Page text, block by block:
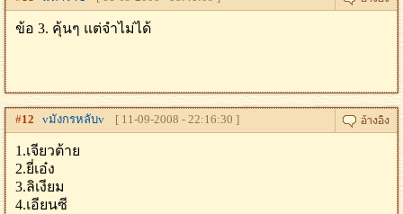
ข้อ 3. คุ้นๆ แต่จำไม่ได้
#12 vมังกรหลับv [ 11-09-2008 - 22:16:30 ]
1.เจียวต้าย
2.ยี่เอ๋ง
3.ลิเงียม
4.เอียนซี